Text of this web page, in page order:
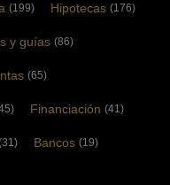
(199) Hipotecas (176)
y guías (86)
(65)
Financiación (41)
Bancos (19)